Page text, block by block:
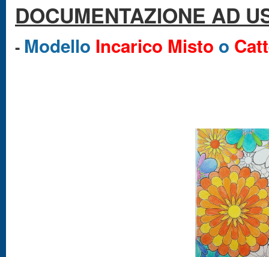
DOCUMENTAZIONE AD
- Modello Incarico Misto o